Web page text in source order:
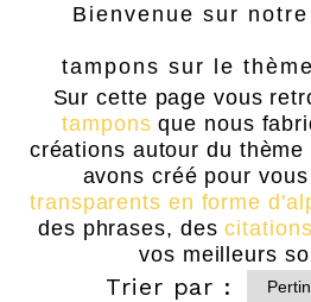
Bienvenue sur
tampons sur le
Sur cette page vous
tampons que nous
créations autour du
avons créé pour
transparents en forme
des phrases, descitations
vos meilleurs
Trier par :